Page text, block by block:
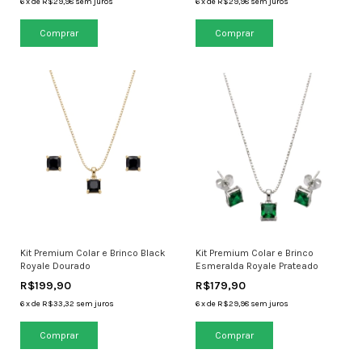
6xde R$29,98 sem juros 6 xde R$29,98 sem juros
Kit Premium Colar e Brinco Black
Royale Dourado
R$199,90
6xde R$33,32 sem juros
Kit Premium Colar e Brinco
Esmeralda Royale Prateado
R$179,90
6 xde R$29,98 sem juros